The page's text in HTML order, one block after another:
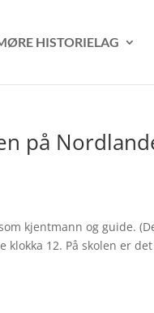
HISTORIELAG
på
kjentmann og guide.
12. På skolen er